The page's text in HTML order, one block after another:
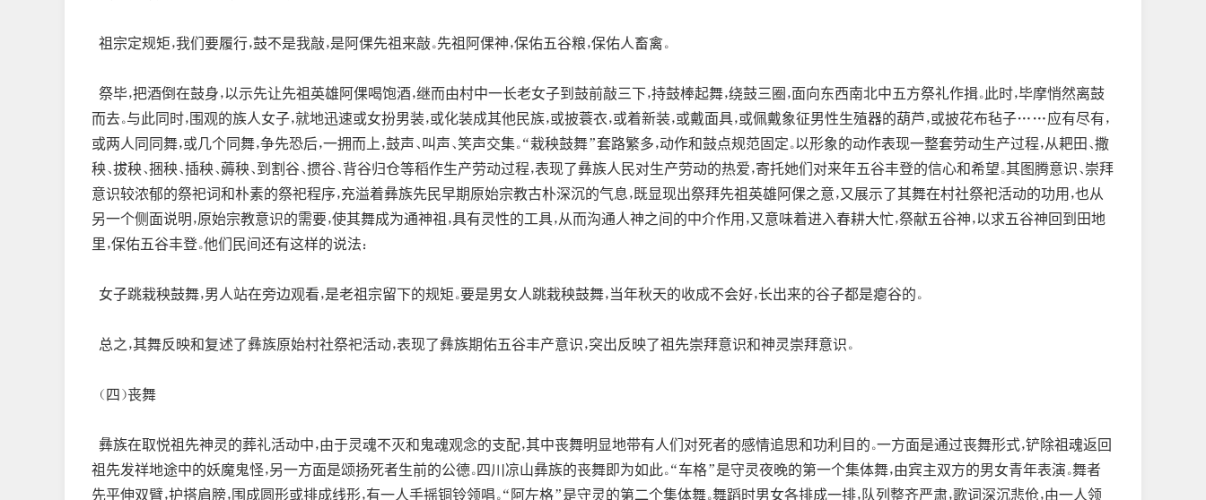
祖宗定规矩，我们要履行，鼓不是我敲，是阿倮先祖来敲。先祖阿倮神，保佑五谷粮，保佑人畜禽。
祭毕，把酒倒在鼓身，以示先让先祖英雄阿倮喝饱酒，继而由村中一长老女子到鼓前敲三下，持鼓棒起舞，绕鼓三圈，面向东西南北中五方祭礼作揖。此时，毕摩悄然离鼓
而去。与此同时，围观的族人女子，就地迅速或女扮男装，或化装成其他民族，或披蓑衣，或着新装，或戴面具，或佩戴象征男性生殖器的葫芦，或披花布毡子……应有尽有，
或两人同同舞，或几个同舞，争先恐后，一拥而上，鼓声、叫声、笑声交集。“栽秧鼓舞”套路繁多，动作和鼓点规范固定。以形象的动作表现一整套劳动生产过程，从耙田、撒
秧、拔秧、捆秧、插秧、薅秧、到割谷、掼谷、背谷归仓等稻作生产劳动过程，表现了彝族人民对生产劳动的热爱，寄托她们对来年五谷丰登的信心和希望。其图腾意识、崇拜
意识较浓郁的祭祀词和朴素的祭祀程序，充溢着彝族先民早期原始宗教古朴深沉的气息，既显现出祭拜先祖英雄阿倮之意，又展示了其舞在村社祭祀活动的功用，也从
另一个侧面说明，原始宗教意识的需要，使其舞成为通神祖，具有灵性的工具，从而沟通人神之间的中介作用，又意味着进入春耕大忙，祭献五谷神，以求五谷神回到田地
里，保佑五谷丰登。他们民间还有这样的说法：
女子跳栽秧鼓舞，男人站在旁边观看，是老祖宗留下的规矩。要是男女人跳栽秧鼓舞，当年秋天的收成不会好，长出来的谷子都是瘪谷的。
总之，其舞反映和复述了彝族原始村社祭祀活动，表现了彝族期佑五谷丰产意识，突出反映了祖先崇拜意识和神灵崇拜意识。
（四）丧舞
彝族在取悦祖先神灵的葬礼活动中，由于灵魂不灭和鬼魂观念的支配，其中丧舞明显地带有人们对死者的感情追思和功利目的。一方面是通过丧舞形式，铲除祖魂返回
祖先发祥地途中的妖魔鬼怪，另一方面是颂扬死者生前的公德。四川凉山彝族的丧舞即为如此。“车格”是守灵夜晚的第一个集体舞，由宾主双方的男女青年表演。舞者
先平伸双臂，护搭肩膀，围成圆形或排成线形，有一人手摇铜铃领唱。“阿左格”是守灵的第二个集体舞。舞蹈时男女各排成一排，队列整齐严肃，歌词深沉悲伧，由一人领